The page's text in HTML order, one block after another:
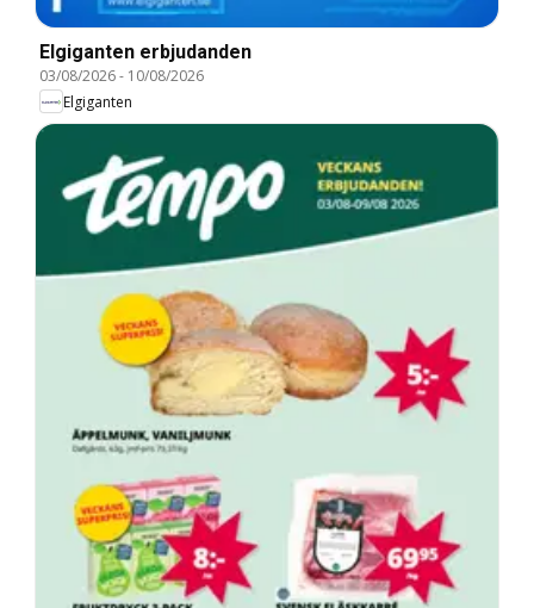
Elgiganten erbjudanden
03/08/2026- 10/08/2026
Elgiganten